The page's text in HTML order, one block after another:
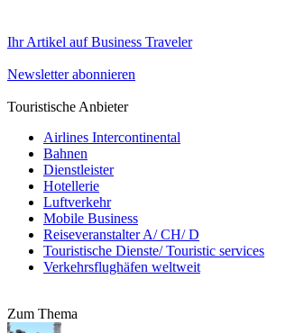
Ihr Artikel auf Business Traveler
Newsletter abonnieren
Touristische Anbieter
Airlines Intercontinental
Bahnen
Dienstleister
Hotellerie
Luftverkehr
Mobile Business
Reiseveranstalter A/ CH/ D
Touristische Dienste/ Touristic services
Verkehrsflughäfen weltweit
Zum Thema